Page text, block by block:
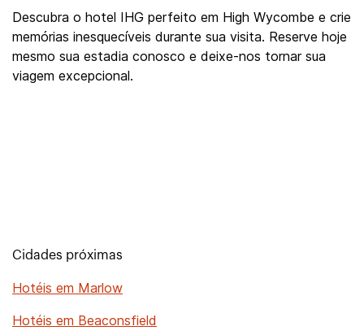
Descubra o hotel IHG perfeito em High Wycombe e crie
memórias inesquecíveis durante sua visita. Reserve hoje
mesmo sua estadia conosco e deixe-nos tornar sua
viagem excepcional.
Cidades próximas
Hotéis em Marlow
Hotéis em Beaconsfield